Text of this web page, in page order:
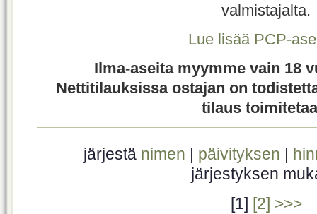
valmistajalta.
Lue lisää PCP-
Ilma-aseita myymme vain 18
Nettitilauksissa ostajan on
tilaus
järjestä nimen päivityksen
järjestyksen
[1] [2] >>>